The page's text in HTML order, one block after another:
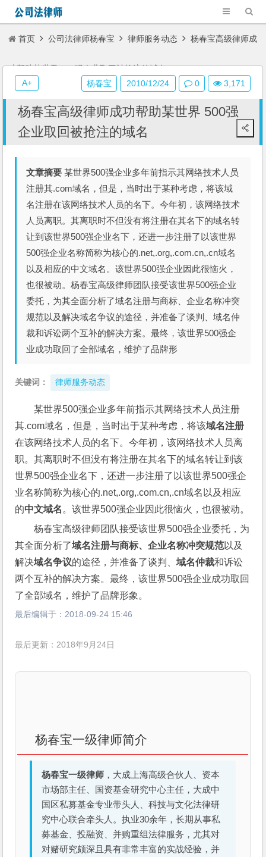
首页 公司法律师杨春宝 律师服务动态 杨春宝高级律师成
功帮助某世界 500强企业取回被抢注的域名
杨春宝高级律师成功帮助某世界 500强
企业取回被抢注的域名
文章摘要 某世界500强企业多年前指示其网络技术人员
注册其.com域名，但是，当时出于某种考虑，将该域
名注册在该网络技术人员的名下。今年初，该网络技术
人员离职。其离职时不但没有将注册在其名下的域名转
让到该世界500强企业名下，还进一步注册了以该世界
500强企业名称简称为核心的.net,.org,.com.cn,.cn域名
以及相应的中文域名。该世界500强企业因此很恼火，
也很被动。杨春宝高级律师团队接受该世界500强企业
委托，为其全面分析了域名注册与商标、企业名称冲突
规范以及解决域名争议的途径，并准备了谈判、域名仲
裁和诉讼两个互补的解决方案。最终，该世界500强企
业成功取回了全部域名，维护了品牌形
关键词： 律师服务动态
某世界500强企业多年前指示其网络技术人员注册
其.com域名，但是，当时出于某种考虑，将该域名注册
在该网络技术人员的名下。今年初，该网络技术人员离
职。其离职时不但没有将注册在其名下的域名转让到该
世界500强企业名下，还进一步注册了以该世界500强企
业名称简称为核心的.net,.org,.com.cn,.cn域名以及相应
的中文域名 。该世界500强企业因此很恼火，也很被动。
杨春宝高级律师团队接受该世界500强企业委托，为
其全面分析了域名注册与商标、企业名称冲突规范以及
解决域名争议的途径，并准备了谈判、域名仲裁和诉讼
两个互补的解决方案。最终，该世界500强企业成功取回
了全部域名，维护了品牌形象。
最后编辑于： 2018-09-24 15:46
最后更新：2018年9月24日
杨春宝一级律师简介
杨春宝一级律师 ，大成上海高级合伙人、资本
市场部主任、国资基金研究中心主任，大成中
国区私募基金专业带头人、科技与文化法律研
究中心联合牵头人。执业30余年，长期从事私
募基金、投融资、并购重组法律服务，尤其对
对赌研究颇深且具有非常丰富的实战经验，并
杨春宝 2010/12/24 0 3,171
A+